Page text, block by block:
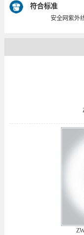
符合标准
安全网紫外